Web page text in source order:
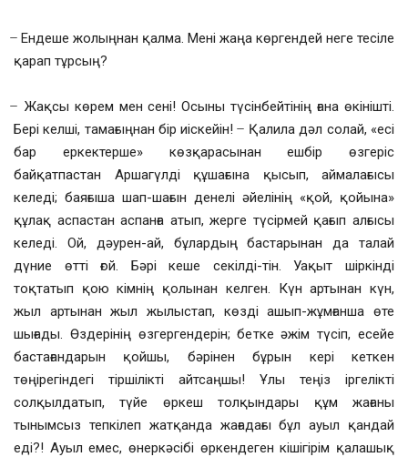
̶ Ендеше жолыңнан қалма. Мені жаңа көргендей неге тесіле
қарап тұрсың?
̶ Жақсы көрем мен сені! Осыны түсінбейтінің ғана өкінішті.
Бері келші, тамағыңнан бір иіскейін! ̶ Қалила дәл солай, «есі
бар еркектерше» көзқарасынан ешбір өзгеріс
байқатпастан Аршагүлді құшағына қысып, аймалағысы
келеді; баяғыша шап-шағын денелі әйелінің «қой, қойына»
құлақ аспастан аспанға атып, жерге түсірмей қағып алғысы
келеді. Ой, дәурен-ай, бұлардың бастарынан да талай
дүние өтті ғой. Бәрі кеше секілді-тін. Уақыт шіркінді
тоқтатып қою кімнің қолынан келген. Күн артынан күн,
жыл артынан жыл жылыстап, көзді ашып-жұмғанша өте
шығады. Өздерінің өзгергендерін; бетке әжім түсіп, есейе
бастағандарын қойшы, бәрінен бұрын кері кеткен
төңірегіндегі тіршілікті айтсаңшы! Ұлы теңіз іргелікті
солқылдатып, түйе өркеш толқындары құм жағаны
тынымсыз тепкілеп жатқанда жағадағы бұл ауыл қандай
еді?! Ауыл емес, өнеркәсібі өркендеген кішігірім қалашық